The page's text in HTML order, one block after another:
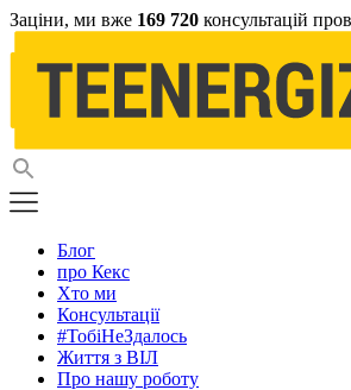
Заціни, ми вже 169 720 консультацій
Блог
про Кекс
Хто ми
Консультації
#ТобіНеЗдалось
Життя з ВІЛ
Про нашу роботу